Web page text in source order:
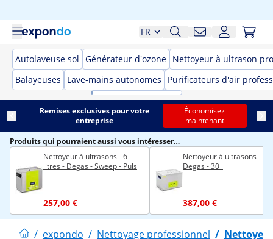
FR
Autolaveuse sol Générateur d'ozone Nettoyeur à ultrason
Balayeuses
Lave-mains autonomes Purificateurs d'air
Remises exclusives pour votre
entreprise
Économisez
maintenant
Produits qui pourraient aussi vous intéresser…
Nettoyeur à ultrasons - 6
litres - Degas - Sweep - Puls
257,00 €
Nettoyeur à ultrasons -
Degas - 30 l
387,00 €
/ expondo / Nettoyage professionnel /